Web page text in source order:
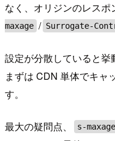
なく、オリジンのレスポ
maxage / Surrogate-
設定が分散していると挙
まずは CDN 単体でキャ
す。
最大の疑問点、 s-maxage